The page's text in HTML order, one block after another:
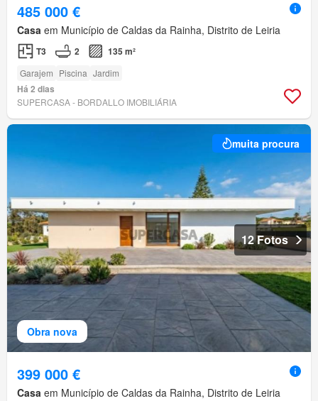
485 000 €
Casa em Município de Caldas da Rainha, Distrito de Leiria
T3 2 135 m²
Garajem Piscina Jardim
Há 2 dias
SUPERCASA - BORDALLO IMOBILIÁRIA
Obra nova
muita procura
12 Fotos
399 000 €
Casa em Município de Caldas da Rainha, Distrito de Leiria